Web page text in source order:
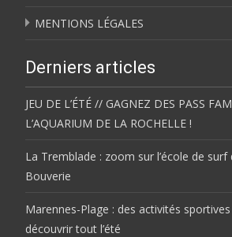
MENTIONS LÉGALES
Derniers articles
JEU DE L’ÉTÉ // GAGNEZ DES PASS
L’AQUARIUM DE LA ROCHELLE !
La Tremblade : zoom sur l’école de surf
Bouverie
Marennes-Plage : des activités
découvrir tout l’été